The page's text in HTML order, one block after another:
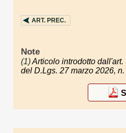
ART. PREC.
Note
(1)Articolo introdotto dall'art.
del D.Lgs. 27 marzo 2026, n.